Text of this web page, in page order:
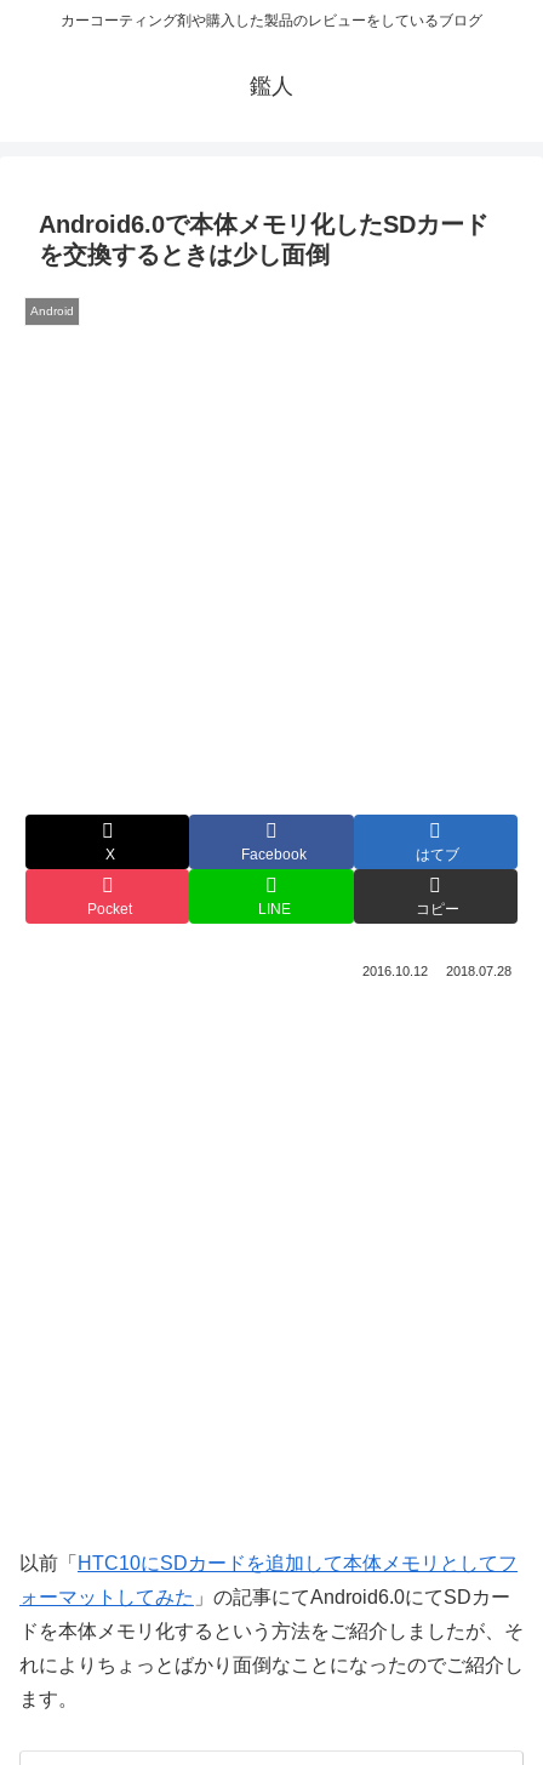
カーコーティング剤や購入した製品のレビューをしているブログ
鑑人
Android6.0で本体メモリ化したSDカード
を交換するときは少し面倒
Android
X Facebook はてブ
Pocket LINE コピー
2016.10.12 2018.07.28
以前「 HTC10にSDカードを追加して本体メモリとしてフ
ォーマットしてみた 」の記事にてAndroid6.0にてSDカー
ドを本体メモリ化するという方法をご紹介しましたが、そ
れによりちょっとばかり面倒なことになったのでご紹介し
ます。